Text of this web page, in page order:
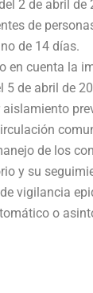
2 de abril
de
de 14 días.
en cuenta la
5 de abril de
aislamiento
de los
y su
vigilancia
o